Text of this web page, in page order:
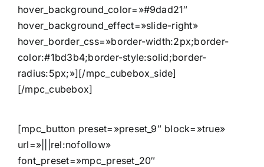
hover_background_color=»#9dad21″
hover_background_effect=»slide-right»
hover_border_css=»border-width:2px;border-
color:#1bd3b4;border-style:solid;border-
radius:5px;»][/mpc_cubebox_side]
[/mpc_cubebox]
[mpc_button preset=»preset_9″ block=»true»
url=»|||rel:nofollow»
font_preset=»mpc_preset_20″